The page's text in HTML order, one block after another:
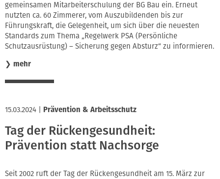
gemeinsamen Mitarbeiterschulung der BG Bau ein. Erneut
nutzten ca. 60 Zimmerer, vom Auszubildenden bis zur
Führungskraft, die Gelegenheit, um sich über die neuesten
Standards zum Thema „Regelwerk PSA (Persönliche
Schutzausrüstung) – Sicherung gegen Absturz“ zu informieren.
❯ mehr
15.03.2024 Prävention & Arbeitsschutz
Tag der Rückengesundheit:
Prävention statt Nachsorge
Seit 2002 ruft der Tag der Rückengesundheit am 15. März zur